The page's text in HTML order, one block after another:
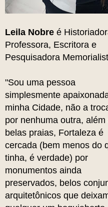
Leila Nobre é
Professora, Escritora e
Pesquisadora
"Sou uma pessoa
simplesmente
minha Cidade, não a
por nenhuma outra, além
belas praias, Fortaleza é
cercada (bem menos do
tinha, é verdade) por
monumentos ainda
preservados, belos
arquitetônicos que